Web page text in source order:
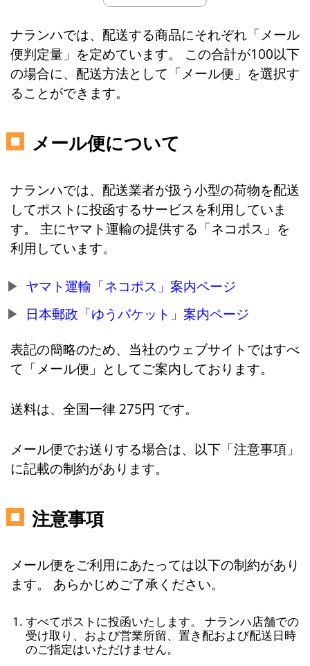
ナランハでは、配送する商品にそれぞれ「メール
便判定量」を定めています。 この合計が100以下
の場合に、配送方法として「メール便」を選択す
ることができます。
メール便について
ナランハでは、配送業者が扱う小型の荷物を配送
してポストに投函するサービスを利用していま
す。 主にヤマト運輸の提供する「ネコポス」を
利用しています。
ヤマト運輸「ネコポス」案内ページ
日本郵政「ゆうパケット」案内ページ
表記の簡略のため、当社のウェブサイトではすべ
て「メール便」としてご案内しております。
送料は、全国一律 275円 です。
メール便でお送りする場合は、以下「注意事項」
に記載の制約があります。
注意事項
メール便をご利用にあたっては以下の制約があり
ます。 あらかじめご了承ください。
すべてポストに投函いたします。 ナランハ店舗での
受け取り、および営業所留、置き配および配送日時
のご指定はいただけません。